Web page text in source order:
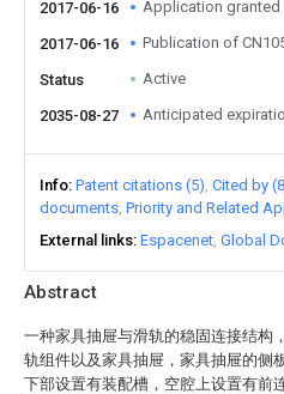
Abstract
一种家具抽屉与滑轨的稳固连接结构
轨组件以及家具抽屉，家具抽屉的侧
下部设置有装配槽，空腔上设置有前
2017-06-16 Application granted
2017-06-16 Publication of
Status Active
2035-08-27 Anticipated
Info Patent citations (5) Cited by
documents Priority and Related
External links Espacenet Global